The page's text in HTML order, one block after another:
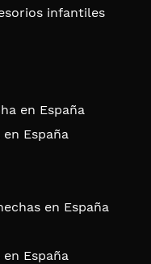
infantiles
en España
España
en España
España